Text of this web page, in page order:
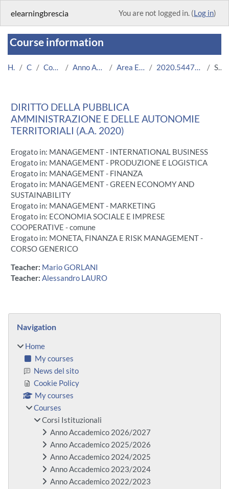
elearningbrescia You are not logged in. (Log in)
Course information
Home Courses Corsi Istituzionali Anno Accademico 2020/2021 Area Economico-Statistica 2020.54471.2011.11.A000479.N0_158 Summary
DIRITTO DELLA PUBBLICA
AMMINISTRAZIONE E DELLE AUTONOMIE
TERRITORIALI (A.A. 2020)
Erogato in: MANAGEMENT - INTERNATIONAL BUSINESS
Erogato in: MANAGEMENT - PRODUZIONE E LOGISTICA
Erogato in: MANAGEMENT - FINANZA
Erogato in: MANAGEMENT - GREEN ECONOMY AND
SUSTAINABILITY
Erogato in: MANAGEMENT - MARKETING
Erogato in: ECONOMIA SOCIALE E IMPRESE
COOPERATIVE - comune
Erogato in: MONETA, FINANZA E RISK MANAGEMENT -
CORSO GENERICO
Teacher: Mario GORLANI
Teacher: Alessandro LAURO
Blocks
Navigation
Home
My courses
News del sito
Cookie Policy
My courses
Courses
Corsi Istituzionali
Anno Accademico 2026/2027
Anno Accademico 2025/2026
Anno Accademico 2024/2025
Anno Accademico 2023/2024
Anno Accademico 2022/2023